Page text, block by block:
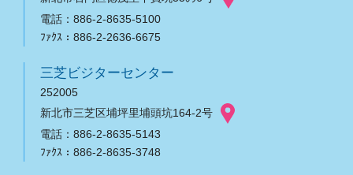
電話：886-2-8635-5100
ﾌｧｸｽ：886-2-2636-6675
三芝ビジターセンター
252005
新北市三芝区埔坪里埔頭坑164-2号
電話：886-2-8635-5143
ﾌｧｸｽ：886-2-8635-3748